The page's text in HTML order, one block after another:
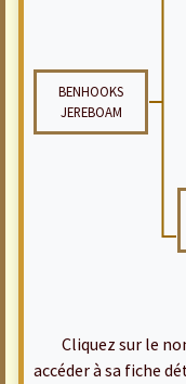
BENHOOKS
JEREBOAM
Cliquez sur le
accéder à sa fiche